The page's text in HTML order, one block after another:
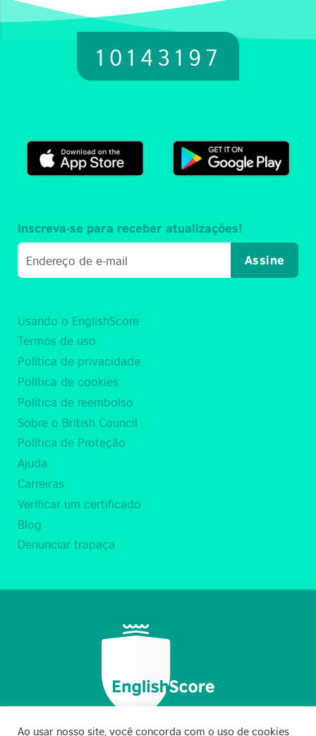
10143197
Usando o EnglishScore
Termos de uso
Política de privacidade
Política de cookies
Política de reembolso
Sobre o British Council
Política de Proteção
Ajuda
Carreiras
Verificar um certificado
Blog
Denunciar trapaça
Inscreva-se para receber atualizações!
Assine
Ao usar nosso site, você concorda com o uso de cookies